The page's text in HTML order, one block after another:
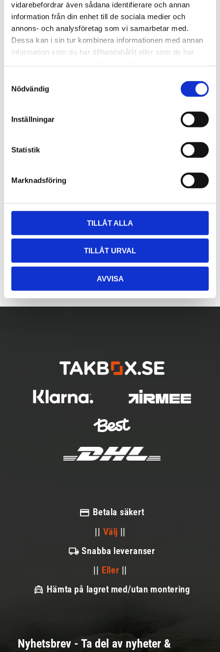
vidarebefordrar även sådana identifierare och annan
information från din enhet till de sociala medier och
annons- och analysföretag som vi samarbetar med.
Dessa kan i sin tur kombinera informationen med annan
information som du har tillhandahållit eller som de har
Nödvändig
Inställningar
Statistik
Marknadsföring
TILLÅT ALLA
TILLÅT URVAL
AVVISA
Lättmonterad
takräcken, för fordon utan
befintliga fästpunkter för
fabriksmonterade räcken.
1 795 kr
kr
Lättmonterad
Edge-takräcken, för
fordon utan befintliga
eller fabriksmonterade
räcken.
2 525kr
2 635
Betala säkert
|| Välj ||
Snabba leveranser
|| Eller ||
Hämta på lagret med/utan montering
Nyhetsbrev - Ta del av nyheter &